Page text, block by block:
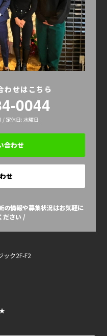
わせはこちら
0044
定休日: 水曜日
合わせ
せ
の情報や募集状況はお気軽に
ださい /
ック2F-F2
★